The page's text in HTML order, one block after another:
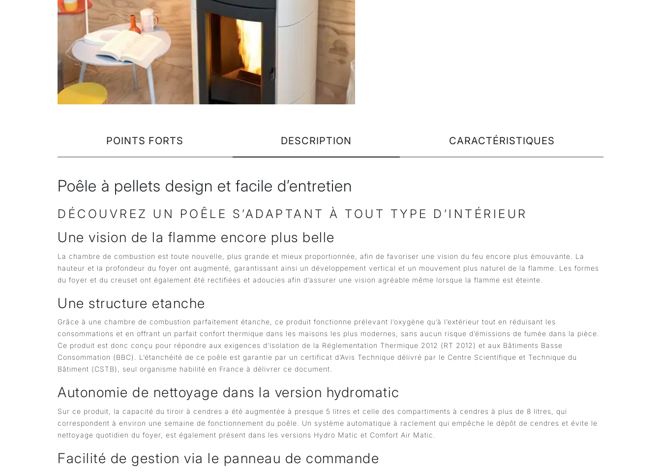
POINTS FORTS DESCRIPTION CARACTÉRISTIQUES
Poêle à pellets design et facile d’entretien
DÉCOUVREZ UN POÊLE S’ADAPTANT À TOUT TYPE D’INTÉRIEUR
Une vision de la flamme encore plus belle
La chambre de combustion est toute nouvelle, plus grande et mieux proportionnée, afin de favoriser une vision du feu encore plus émouvante. La
hauteur et la profondeur du foyer ont augmenté, garantissant ainsi un développement vertical et un mouvement plus naturel de la flamme. Les formes
du foyer et du creuset ont également été rectifiées et adoucies afin d’assurer une vision agréable même lorsque la flamme est éteinte.
Une structure etanche
Grâce à une chambre de combustion parfaitement étanche, ce produit fonctionne prélevant l’oxygène qu’à l’extérieur tout en réduisant les
consommations et en offrant un parfait confort thermique dans les maisons les plus modernes, sans aucun risque d’émissions de fumée dans la pièce.
Ce produit est donc conçu pour répondre aux exigences d’isolation de la Réglementation Thermique 2012 (RT 2012) et aux Bâtiments Basse
Consommation (BBC). L’étanchéité de ce poêle est garantie par un certificat d’Avis Technique délivré par le Centre Scientifique et Technique du
Bâtiment (CSTB), seul organisme habilité en France à délivrer ce document.
Autonomie de nettoyage dans la version hydromatic
Sur ce produit, la capacité du tiroir à cendres a été augmentée à presque 5 litres et celle des compartiments à cendres à plus de 8 litres, qui
correspondent à environ une semaine de fonctionnement du poêle. Un système automatique à raclement qui empêche le dépôt de cendres et évite le
nettoyage quotidien du foyer, est également présent dans les versions Hydro Matic et Comfort Air Matic.
Facilité de gestion via le panneau de commande